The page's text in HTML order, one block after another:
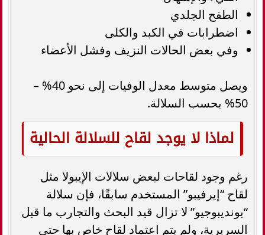
الطفح الجلدي
اضطرابات في الكبد والكلى
وفي بعض الحالات النزيف وفشل الأعضاء
ويصل متوسط معدل الوفيات إلى نحو 40% –
50% بحسب السلالة.
لماذا لا يوجد لقاح للسلالة الحالية
رغم وجود لقاحات لبعض سلالات الإيبولا مثل
لقاح “إيرفيبو” المستخدم سابقًا، فإن سلالة
“بونديبوجيو” لا تزال قيد البحث والتجارب ما قبل
السريرية، ولم يتم اعتماد لقاح خاص بها حتى